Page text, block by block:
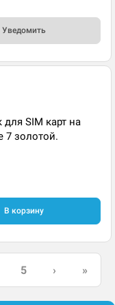
Уведомить
для SIM карт на
7 золотой.
В корзину
5 › »